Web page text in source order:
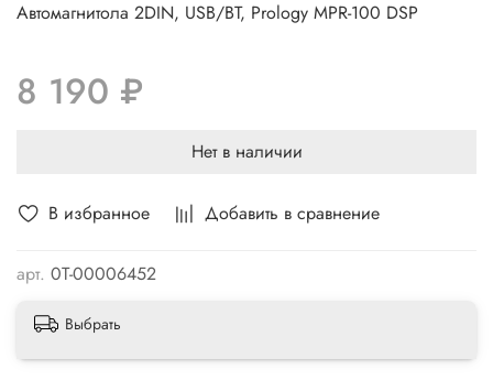
В избранное Добавить в сравнение
арт. 0Т-00006452
Автомагнитола 2DIN, USB/BT, Prology MPR-100 DSP
8 190 ₽
Нет в наличии
Выбрать